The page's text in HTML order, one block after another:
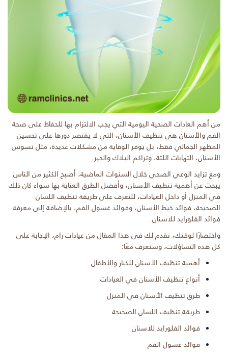
من أهم العادات الصحية اليومية التي يجب الالتزام بها للحفاظ على صحة
الفم والأسنان هي تنظيف الأسنان، التي لا يقتصر دورها على تحسين
المظهر الجمالي فقط، بل يوفر الوقاية من مشكلات عديدة، مثل تسوس
الأسنان، التهابات اللثة، وتراكم البلاك والجير.
ومع تزايد الوعي الصحي خلال السنوات الماضية، أصبح الكثير من الناس
يبحث عن أهمية تنظيف الأسنان، وأفضل الطرق العناية بها سواء كان ذلك
في المنزل أو داخل العيادات، للتعرف على طريقة تنظيف اللسان
الصحيحة، فوائد خيط الأسنان، وفوائد غسول الفم، بالإضافة إلى معرفة
فوائد الفلورايد للاسنان.
واختصارًا لوقتك، نقدم لك في هذا المقال من عيادات رام، الإجابة على
كل هذه التساؤلات، وسنعرف معًا:
أهمية تنظيف الأسنان للكبار والأطفال
أنواع تنظيف الأسنان في العيادات
طرق تنظيف الأسنان في المنزل
طريقة تنظيف اللسان الصحيحة
فوائد الفلورايد للاسنان
فوائد غسول الفم